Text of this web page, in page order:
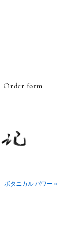
Order form
ボタニカル パワー »